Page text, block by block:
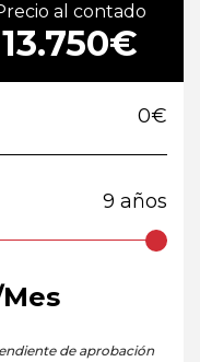
al contado
13.750€
0€
9 años
de aprobación